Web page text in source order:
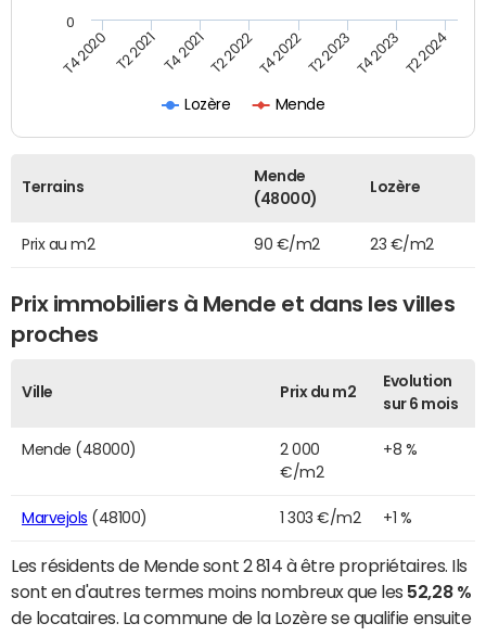
Lozère Mende
T4 2020 T2 2021 T4 2021T2 2022T4 2022T2 2023T4 2023T2 2024
0
Terrains
Mende
(48000)
Lozère
Prix au m2 90 €/m2 23 €/m2
Prix immobiliers à Mende et dans les villes
proches
Ville Prix du m2
Evolution
sur 6 mois
Mende (48000)
2 000
€/m2
+8 %
Marvejols (48100) 1 303 €/m2 +1 %
Les résidents de Mende sont 2 814 à être propriétaires. Ils
sont en d'autres termes moins nombreux que les 52,28 %
de locataires. La commune de la Lozère se qualifie ensuite